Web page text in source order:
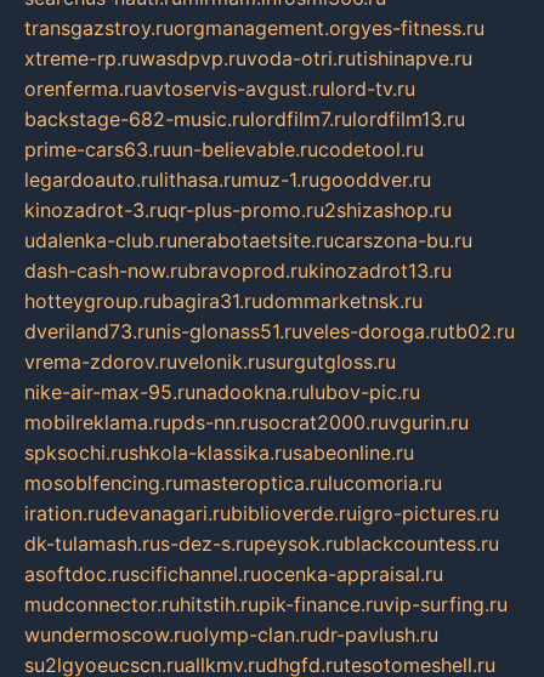
transgazstroy.ruorgmanagement.orgyes-fitness.ru
xtreme-rp.ruwasdpvp.ruvoda-otri.rutishinapve.ru
orenferma.ruavtoservis-avgust.rulord-tv.ru
backstage-682-music.rulordfilm7.rulordfilm13.ru
prime-cars63.ruun-believable.rucodetool.ru
legardoauto.rulithasa.rumuz-1.rugooddver.ru
kinozadrot-3.ruqr-plus-promo.ru2shizashop.ru
udalenka-club.runerabotaetsite.rucarszona-bu.ru
dash-cash-now.rubravoprod.rukinozadrot13.ru
hotteygroup.rubagira31.rudommarketnsk.ru
dveriland73.runis-glonass51.ruveles-doroga.rutb02.ru
vrema-zdorov.ruvelonik.rusurgutgloss.ru
nike-air-max-95.runadookna.rulubov-pic.ru
mobilreklama.rupds-nn.rusocrat2000.ruvgurin.ru
spksochi.rushkola-klassika.rusabeonline.ru
mosoblfencing.rumasteroptica.rulucomoria.ru
iration.rudevanagari.rubiblioverde.ruigro-pictures.ru
dk-tulamash.rus-dez-s.rupeysok.rublackcountess.ru
asoftdoc.ruscifichannel.ruocenka-appraisal.ru
mudconnector.ruhitstih.rupik-finance.ruvip-surfing.ru
wundermoscow.ruolymp-clan.rudr-pavlush.ru
su2lgyoeucscn.ruallkmv.rudhgfd.rutesotomeshell.ru